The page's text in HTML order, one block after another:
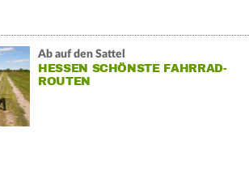
Ab auf den Sattel
HESSEN SCHÖNSTE FAHRRAD-
ROUTEN